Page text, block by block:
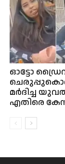
ഓട്ടോ
മര്‍ദിച്ച
എതിരെ